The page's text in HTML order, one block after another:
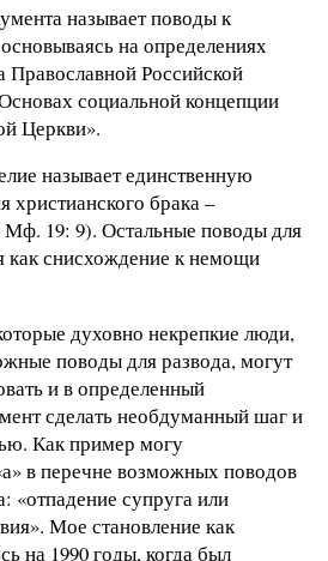
называет поводы к
на определениях
Российской
социальной концепции
Церкви».
называет единственную
христианского брака –
19: 9). Остальные поводы для
как снисхождение к немощи
духовно некрепкие люди,
поводы для развода, могут
и в определенный
сделать необдуманный шаг и
Как пример могу
в перечне возможных поводов
«отпадение супруга или
Мое становление как
на 1990 годы, когда был